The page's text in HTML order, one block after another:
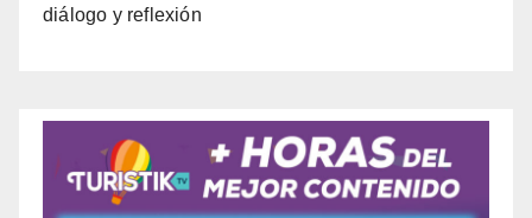
diálogo y reflexión